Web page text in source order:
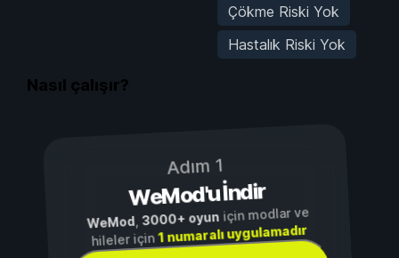
Çökme Riski Yok
Hastalık Riski Yok
Nasıl çalışır?
Adım 1
WeMod'u İndir
WeMod,3000+ oyuniçin modlar ve
hileler için1 numaralı uygulamadır